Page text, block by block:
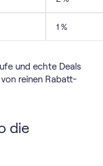
1 %
und echte Deals
reinen Rabatt-
die